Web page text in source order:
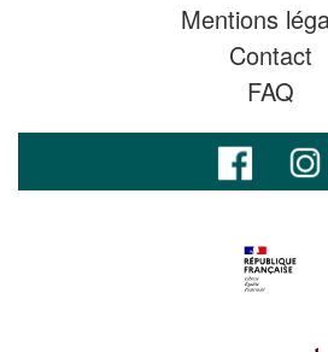
Mentions
Contact
FAQ